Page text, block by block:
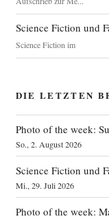
Science Fiction und
Science Fiction im
DIE LETZTEN
Photo of the week:
So., 2. August 2026
Science Fiction und
Mi., 29. Juli 2026
Photo of the week: